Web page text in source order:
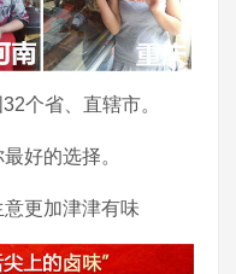
个省、直辖市。
好的选择。
更加津津有味